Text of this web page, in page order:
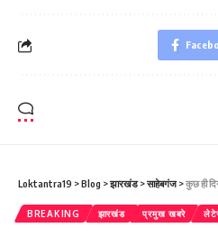
Loktantra19 >Blog >झारखंड>साहेबगंज>कुछ ही
BREAKING झारखंड प्रमुख खबरे